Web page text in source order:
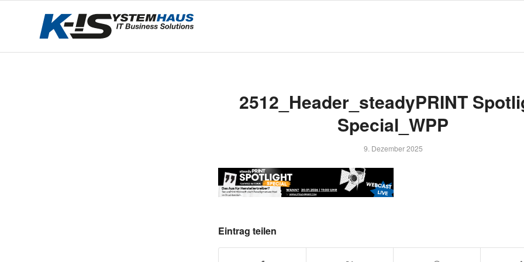
2512_Header_steadyPRINT
Special_WPP
9. Dezember 2025
Eintrag teilen